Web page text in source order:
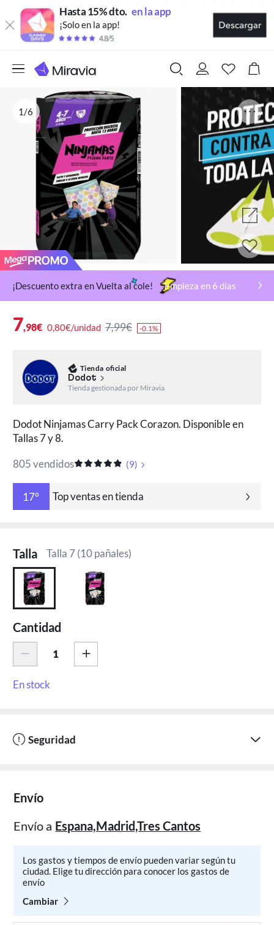
Hasta 15% dto. en la app
¡Solo en la app!
1/6
¡Descuento extra en Vuelta al cole! Empieza en 6 días
7,98€ 0,80€/unidad 7,99€ -0.1%
Tienda oficial
Dodot
Tienda gestionada por Miravia
Dodot Ninjamas Carry Pack Corazon. Disponible en
Tallas 7 y 8.
805 vendidos
(9)
17° Top ventas en tienda
Talla Talla 7 (10 pañales)
Cantidad
En stock
Seguridad
Envío
Envío a Espana,Madrid,Tres Cantos
Los gastos y tiempos de envío pueden variar según tu
ciudad. Elige tu dirección para conocer los gastos de
envío
Cambiar